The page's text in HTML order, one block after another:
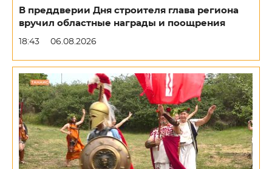
В преддверии Дня строителя глава региона
вручил областные награды и поощрения
18:43 06.08.2026